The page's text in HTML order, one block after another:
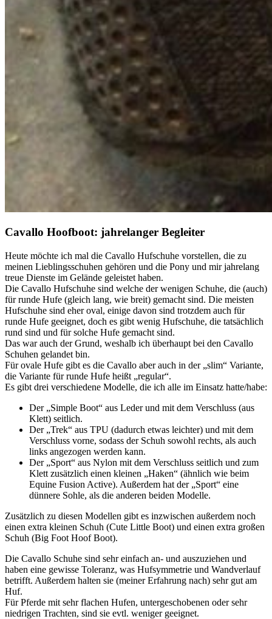
Cavallo Hoofboot: jahrelanger Begleiter
Heute möchte ich mal die Cavallo Hufschuhe vorstellen, die zu
meinen Lieblingsschuhen gehören und die Pony und mir jahrelang
treue Dienste im Gelände geleistet haben.
Die Cavallo Hufschuhe sind welche der wenigen Schuhe, die (auch)
für runde Hufe (gleich lang, wie breit) gemacht sind. Die meisten
Hufschuhe sind eher oval, einige davon sind trotzdem auch für
runde Hufe geeignet, doch es gibt wenig Hufschuhe, die tatsächlich
rund sind und für solche Hufe gemacht sind.
Das warauch der Grund, weshalb ich überhaupt bei den Cavallo
Schuhen gelandet bin.
Für ovale Hufe gibt es die Cavallo aber auch in der „slim“ Variante,
die Variante für runde Hufe heißt „regular“.
Es gibt drei verschiedene Modelle, die ich alle im Einsatz hatte/habe:
Der „Simple Boot“ aus Leder und mit dem Verschluss (aus
Klett) seitlich.
Der „Trek“ aus TPU (dadurch etwas leichter) und mit dem
Verschluss vorne, sodass der Schuh sowohl rechts, als auch
links angezogen werden kann.
Der „Sport“ aus Nylon mit dem Verschluss seitlich und zum
Klett zusätzlich einen kleinen „Haken“ (ähnlich wie beim
Equine Fusion Active). Außerdem hat der „Sport“ eine
dünnere Sohle, als die anderen beiden Modelle.
Zusätzlich zu diesen Modellen gibt es inzwischen außerdem noch
einen extra kleinen Schuh (Cute Little Boot) und einen extra großen
Schuh (Big Foot Hoof Boot).
Die Cavallo Schuhe sind sehr einfach an- und auszuziehen und
haben eine gewisse Toleranz, was Hufsymmetrie und Wandverlauf
betrifft. Außerdem halten sie (meiner Erfahrung nach) sehr gut am
Huf.
Für Pferde mit sehr flachen Hufen, untergeschobenen oder sehr
niedrigen Trachten, sind sie evtl. weniger geeignet.